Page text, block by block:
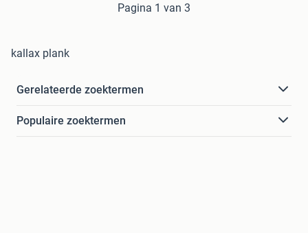
Pagina 1 van 3
kallax plank
Gerelateerde zoektermen
Populaire zoektermen